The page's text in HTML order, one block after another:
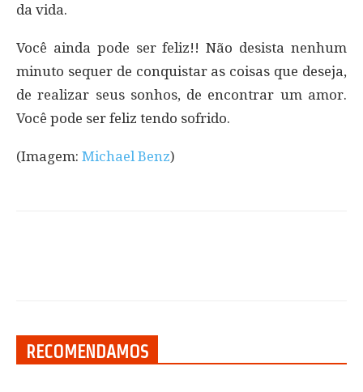
da vida.
Você ainda pode ser feliz!! Não desista nenhum
minuto sequer de conquistar as coisas que deseja,
de realizar seus sonhos, de encontrar um amor.
Você pode ser feliz tendo sofrido.
(Imagem: Michael Benz)
RECOMENDAMOS